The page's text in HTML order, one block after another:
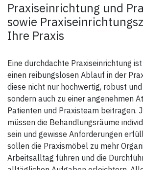
Praxiseinrichtung und
sowie
Ihre Praxis
Eine durchdachte Praxiseinrichtung
einen reibungslosen Ablauf in der
diese nicht nur hochwertig, robust
sondern auch zu einer angenehmen
Patienten und Praxisteam beitragen.
müssen die Behandlungsräume
sein und gewisse Anforderungen
sollen die Praxismöbel zu mehr
Arbeitsalltag führen und die